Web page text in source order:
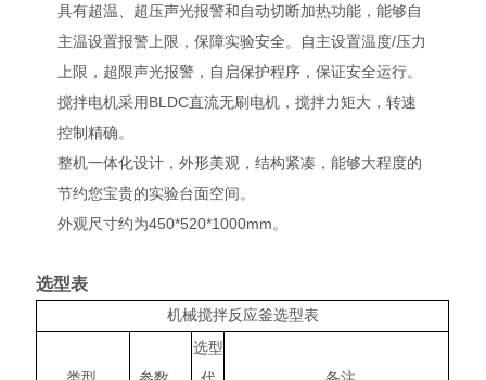
具有超温、超压声光报警和自动切断加热功能，能够自
主温设置报警上限，保障实验安全。自主设置温度/压力
上限，超限声光报警，自启保护程序，保证安全运行。
搅拌电机采用BLDC直流无刷电机，搅拌力矩大，转速
控制精确。
整机一体化设计，外形美观，结构紧凑，能够大程度的
节约您宝贵的实验台面空间。
外观尺寸约为450*520*1000mm。
选型表
机械搅拌反应釜选型表
选型